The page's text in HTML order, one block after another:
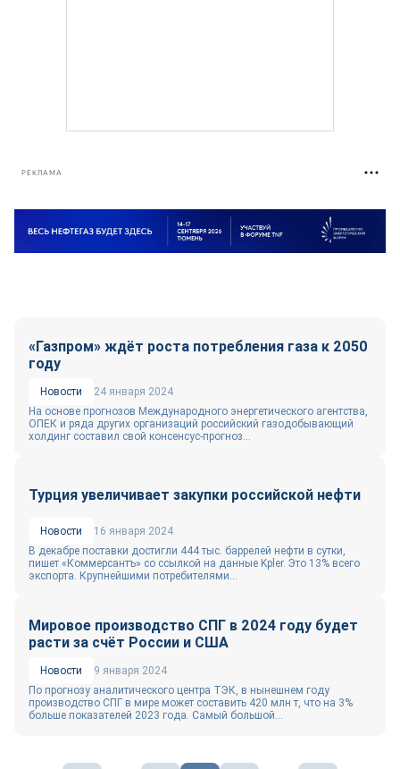
РЕКЛАМА
«Газпром» ждёт роста потребления газа к 2050
году
Новости
24 января 2024
На основе прогнозов Международного энергетического агентства,
ОПЕК и ряда других организаций российский газодобывающий
холдинг составил свой консенсус-прогноз...
Турция увеличивает закупки российской нефти
Новости
16 января 2024
В декабре поставки достигли 444 тыс. баррелей нефти в сутки,
пишет «Коммерсантъ» со ссылкой на данные Kpler. Это 13% всего
экспорта. Крупнейшими потребителями...
Мировое производство СПГ в 2024 году будет
расти за счёт России и США
Новости
9 января 2024
По прогнозу аналитического центра ТЭК, в нынешнем году
производство СПГ в мире может составить 420 млн т, что на 3%
больше показателей 2023 года. Самый большой...